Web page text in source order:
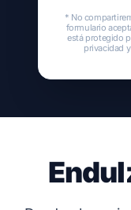
* No
formulario
está protegido
privacidad